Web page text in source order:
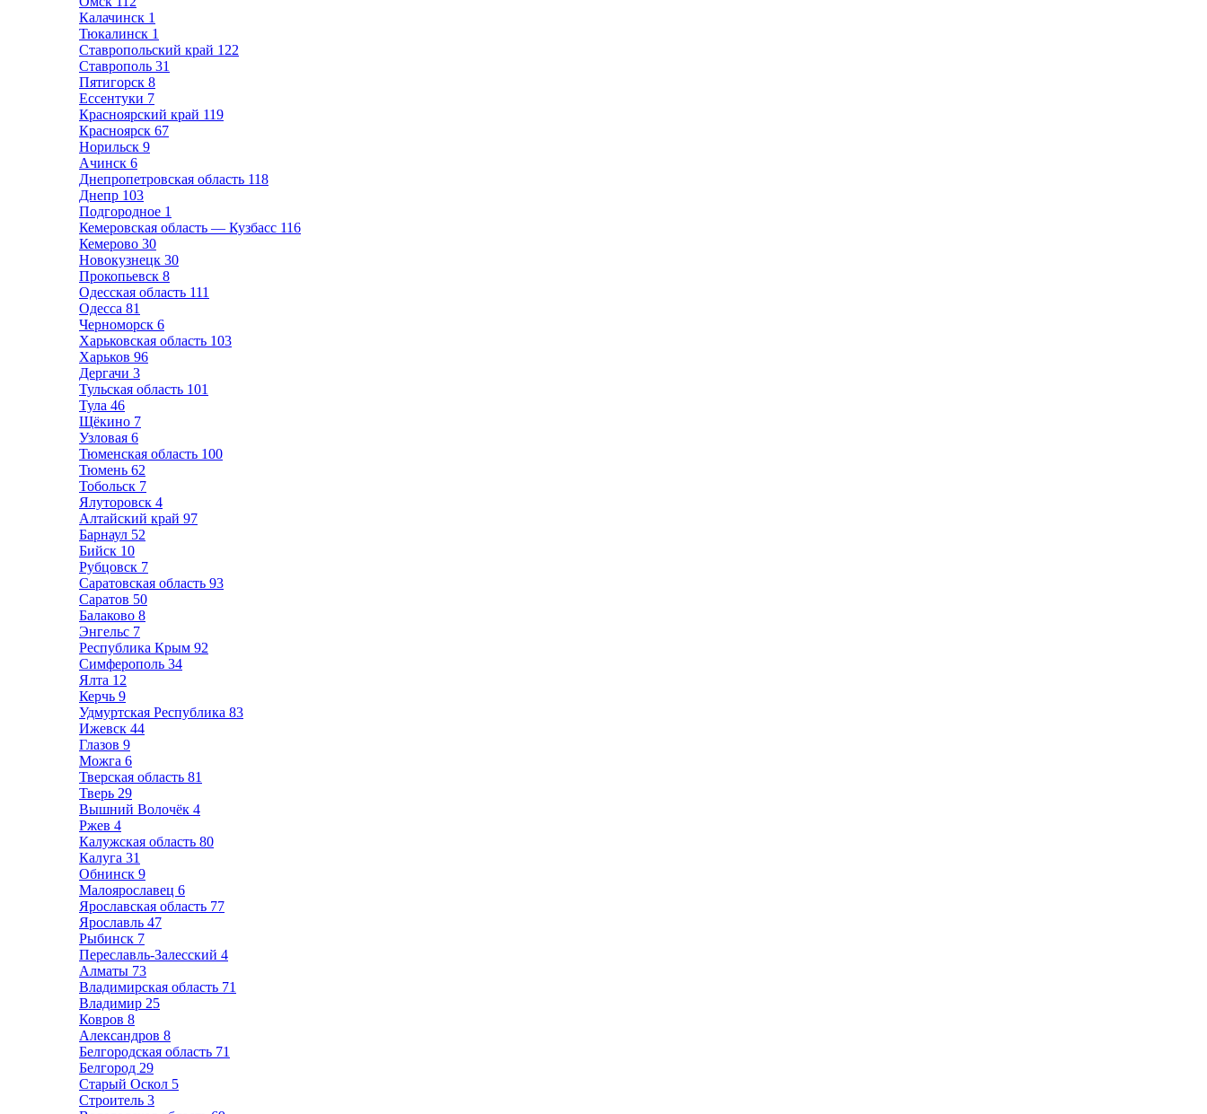
Калачинск 1
Тюкалинск 1
Ставропольский край 122
Ставрополь 31
Пятигорск 8
Ессентуки 7
Красноярский край 119
Красноярск 67
Норильск 9
Ачинск 6
Днепропетровская область 118
Днепр 103
Подгородное 1
Кемеровская область — Кузбасс 116
Кемерово 30
Новокузнецк 30
Прокопьевск 8
Одесская область 111
Одесса 81
Черноморск 6
Харьковская область 103
Харьков 96
Дергачи 3
Тульская область 101
Тула 46
Щёкино 7
Узловая 6
Тюменская область 100
Тюмень 62
Тобольск 7
Ялуторовск 4
Алтайский край 97
Барнаул 52
Бийск 10
Рубцовск 7
Саратовская область 93
Саратов 50
Балаково 8
Энгельс 7
Республика Крым 92
Симферополь 34
Ялта 12
Керчь 9
Удмуртская Республика 83
Ижевск 44
Глазов 9
Можга 6
Тверская область 81
Тверь 29
Вышний Волочёк 4
Ржев 4
Калужская область 80
Калуга 31
Обнинск 9
Малоярославец 6
Ярославская область 77
Ярославль 47
Рыбинск 7
Переславль-Залесский 4
Алматы 73
Владимирская область 71
Владимир 25
Ковров 8
Александров 8
Белгородская область 71
Белгород 29
Старый Оскол 5
Строитель 3